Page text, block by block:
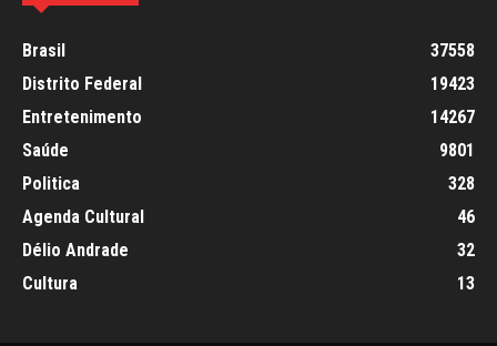
Brasil
37558
Distrito Federal
19423
Entretenimento
14267
Saúde
9801
Politica
328
Agenda Cultural
46
Délio Andrade
32
Cultura
13